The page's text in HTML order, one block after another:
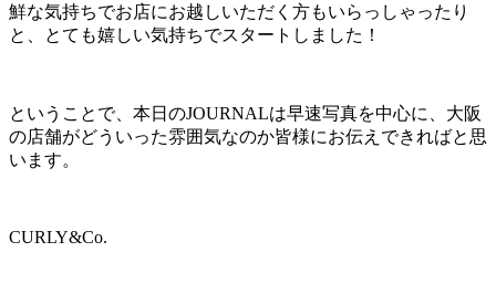
鮮な気持ちでお店にお越しいただく方もいらっしゃったり
と、とても嬉しい気持ちでスタートしました！
ということで、本日のJOURNALは早速写真を中心に、大阪
の店舗がどういった雰囲気なのか皆様にお伝えできればと思
います。
CURLY&Co.